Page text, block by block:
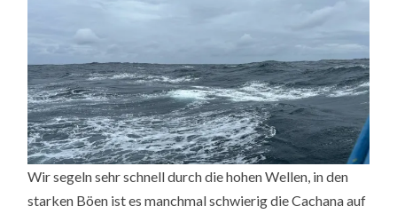
Wir segeln sehr schnell durch die hohen Wellen, in den
starken Böen ist es manchmal schwierig die Cachana auf